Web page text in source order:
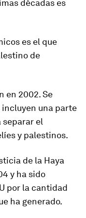
décadas es
es el que
de
en 2002. Se
incluyen una parte
separar el
y palestinos.
de la Haya
y ha sido
por la cantidad
ha generado.